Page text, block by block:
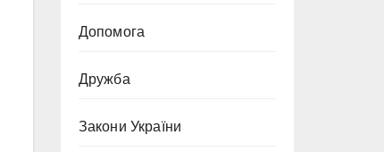
Допомога
Дружба
Закони України